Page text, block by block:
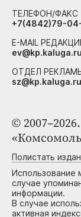
©
Полистать
Использование
случае
информации.
В случае
активная
ТЕЛЕФОН/ФАКС
+7(4842)79-
E-MAIL
ОТДЕЛ
sz@kp.kaluga.ru